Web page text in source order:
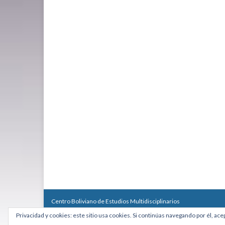
Centro Boliviano de Estudios Multidisciplinarios
Calle Macario Pinilla # 2588 esq. Av. Arce, Edificio Arcadia,
Teléfono: +591 2431818 - Celular: +591 73027636
Privacidad y cookies: este sitio usa cookies. Si continúas navegando por él,